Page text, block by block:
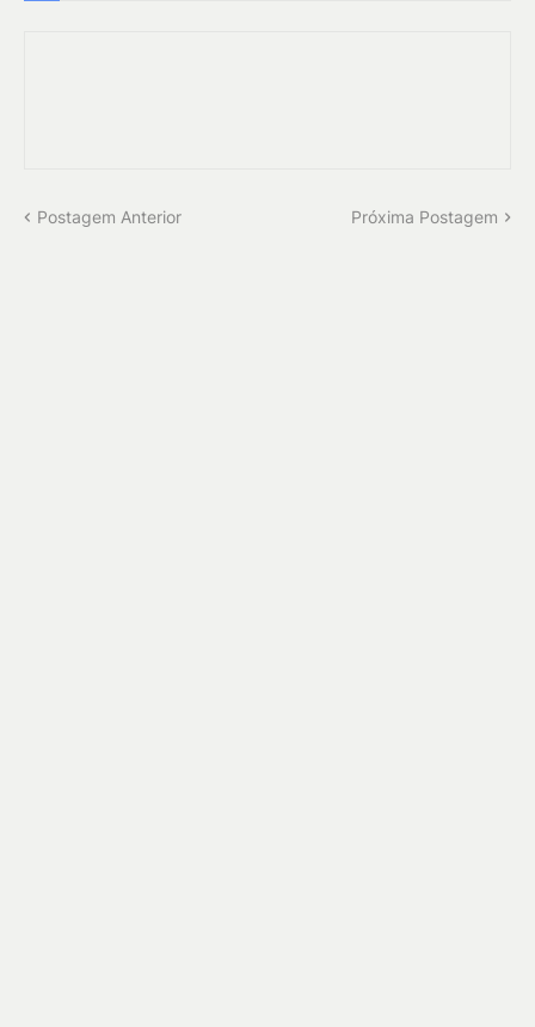
Postagem Anterior Próxima Postagem